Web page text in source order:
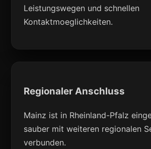
Leistungswegen und schnellen
Kontaktmoeglichkeiten.
Regionaler Anschluss
Mainz ist in Rheinland-Pfalz
sauber mit weiteren regionalen
verbunden.